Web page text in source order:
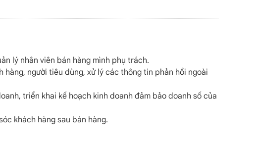
lý nhân viên bán hàng mình phụ trách.
hàng, người tiêu dùng, xử lý các thông tin phản hồi ngoài
triển khai kế hoạch kinh doanh đảm bảo doanh số của
khách hàng sau bán hàng.